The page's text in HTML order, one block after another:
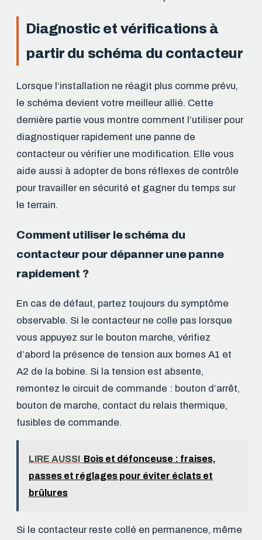
Diagnostic et vérifications à
partir du schéma du contacteur
Lorsque l’installation ne réagit plus comme prévu,
le schéma devient votre meilleur allié. Cette
dernière partie vous montre comment l’utiliser pour
diagnostiquer rapidement une panne de
contacteur ou vérifier une modification. Elle vous
aide aussi à adopter de bons réflexes de contrôle
pour travailler en sécurité et gagner du temps sur
le terrain.
Comment utiliser le schéma du
contacteur pour dépanner une panne
rapidement ?
En cas de défaut, partez toujours du symptôme
observable. Si le contacteur ne colle pas lorsque
vous appuyez sur le bouton marche, vérifiez
d’abord la présence de tension aux bornes A1 et
A2 de la bobine. Si la tension est absente,
remontez le circuit de commande : bouton d’arrêt,
bouton de marche, contact du relais thermique,
fusibles de commande.
LIRE AUSSI Bois et défonceuse : fraises,
passes et réglages pour éviter éclats et
brûlures
Si le contacteur reste collé en permanence, même